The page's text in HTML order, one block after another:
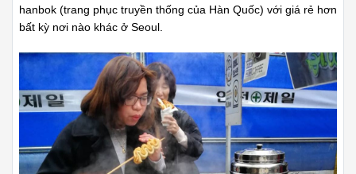
hanbok (trang phục truyền thống của Hàn Quốc) với giá rẻ hơn
bất kỳ nơi nào khác ở Seoul.